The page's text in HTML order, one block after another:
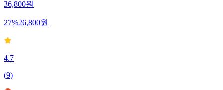
36,800원
27%26,800원
4.7
(9)